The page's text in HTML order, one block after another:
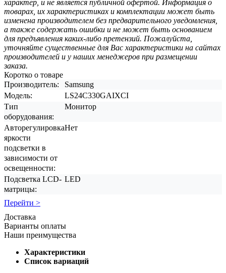
характер, и не является публичной офертой. Информация о
товарах, их характеристиках и комплектации может быть
изменена производителем без предварительного уведомления,
а также содержать ошибки и не может быть основанием
для предъявления каких-либо претензий. Пожалуйста,
уточняйте существенные для Вас характеристики на сайтах
производителей и у наших менеджеров при размещении
заказа.
Коротко о товаре
Производитель:
Samsung
Модель:
LS24C330GAIXCI
Тип
оборудования:
Монитор
Авторегулировка
яркости
подсветки в
зависимости от
освещенности:
Нет
Подсветка LCD-
матрицы:
LED
Перейти >
Доставка
Варианты оплаты
Наши преимущества
Характеристики
Список вариаций